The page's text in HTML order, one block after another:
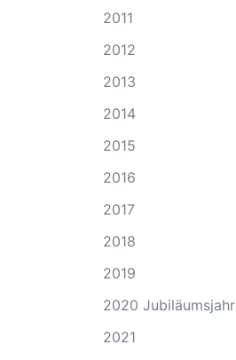
2011
2012
2013
2014
2015
2016
2017
2018
2019
2020 Jubiläumsjahr
2021